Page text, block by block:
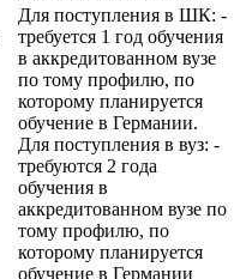
Для поступления в ШК: -
требуется 1 год обучения
в аккредитованном вузе
по тому профилю, по
которому планируется
обучение в Германии.
Для поступления в вуз: -
требуются 2 года
обучения в
аккредитованном вузе по
тому профилю, по
которому планируется
обучение в Германии